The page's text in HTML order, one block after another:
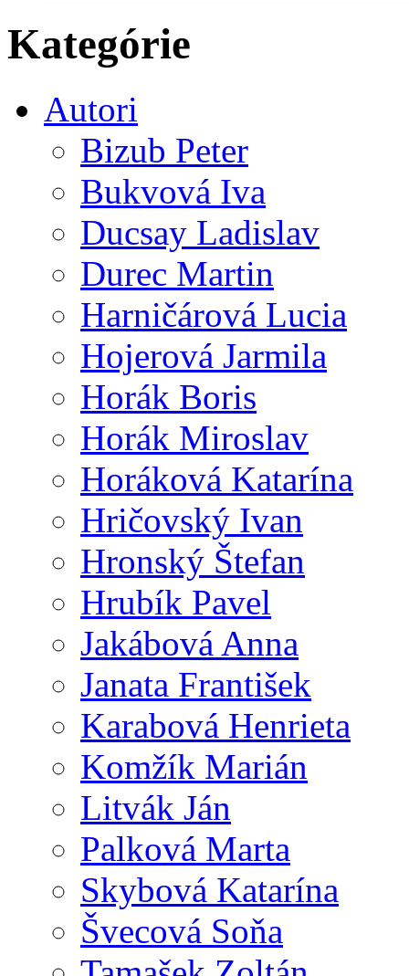
Kategórie
Autori
Bizub Peter
Bukvová Iva
Ducsay Ladislav
Durec Martin
Harničárová Lucia
Hojerová Jarmila
Horák Boris
Horák Miroslav
Horáková Katarína
Hričovský Ivan
Hronský Štefan
Hrubík Pavel
Jakábová Anna
Janata František
Karabová Henrieta
Komžík Marián
Litvák Ján
Palková Marta
Skybová Katarína
Švecová Soňa